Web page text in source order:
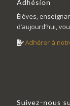
Adhésion
Élèves,
d’aujourd’hui,
Adhérer à
Suivez-nous